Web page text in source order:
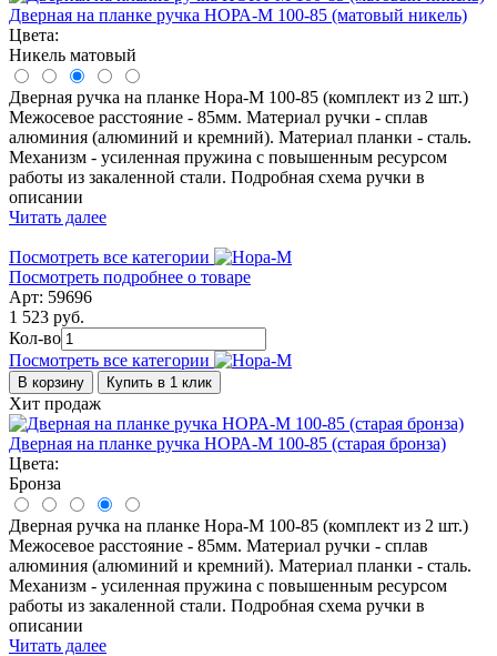
Дверная на планке ручка НОРА-М 100-85 (матовый никель)
Цвета:
Никель матовый
Дверная ручка на планке Нора-М 100-85 (комплект из 2 шт.)
Межосевое расстояние - 85мм. Материал ручки - сплав
алюминия (алюминий и кремний). Материал планки - сталь.
Механизм - усиленная пружина с повышенным ресурсом
работы из закаленной стали. Подробная схема ручки в
описании
Читать далее
Посмотреть все категории
Посмотреть подробнее о товаре
Арт: 59696
1 523 руб.
Кол-во
Посмотреть все категории
В корзину Купить в 1 клик
Хит продаж
Дверная на планке ручка НОРА-М 100-85 (старая бронза)
Цвета:
Бронза
Дверная ручка на планке Нора-М 100-85 (комплект из 2 шт.)
Межосевое расстояние - 85мм. Материал ручки - сплав
алюминия (алюминий и кремний). Материал планки - сталь.
Механизм - усиленная пружина с повышенным ресурсом
работы из закаленной стали. Подробная схема ручки в
описании
Читать далее